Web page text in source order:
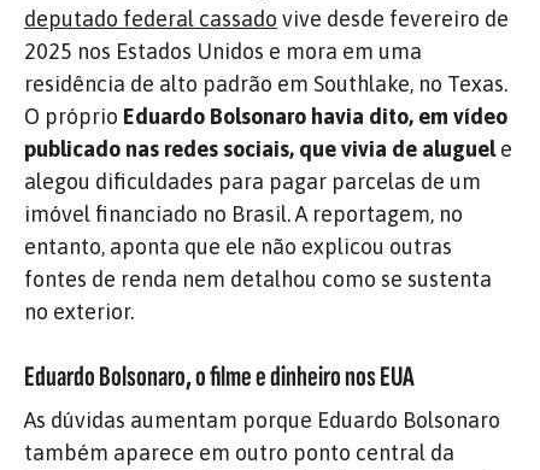
deputado federal cassado vive desde fevereiro de
2025 nos Estados Unidos e mora em uma
residência de alto padrão em Southlake, no Texas.
O próprio Eduardo Bolsonaro havia dito, em vídeo
publicado nas redes sociais, que vivia de aluguele
alegou dificuldades para pagar parcelas de um
imóvel financiado no Brasil. A reportagem, no
entanto, aponta que ele não explicou outras
fontes de renda nem detalhou como se sustenta
no exterior.
Eduardo Bolsonaro, o filme e dinheiro nos EUA
As dúvidas aumentam porque Eduardo Bolsonaro
também aparece em outro ponto central da